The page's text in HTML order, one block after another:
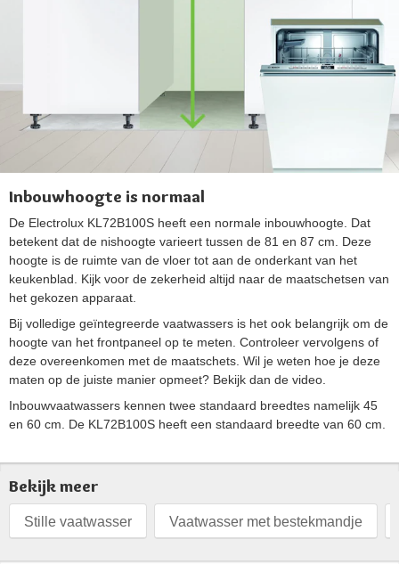
Inbouwhoogte is normaal
De Electrolux KL72B100S heeft een normale inbouwhoogte. Dat
betekent dat de nishoogte varieert tussen de 81 en 87 cm. Deze
hoogte is de ruimte van de vloer tot aan de onderkant van het
keukenblad. Kijk voor de zekerheid altijd naar de maatschetsen van
het gekozen apparaat.
Bij volledige geïntegreerde vaatwassers is het ook belangrijk om de
hoogte van het frontpaneel op te meten. Controleer vervolgens of
deze overeenkomen met de maatschets. Wil je weten hoe je deze
maten op de juiste manier opmeet? Bekijk dan de video.
Inbouwvaatwassers kennen twee standaard breedtes namelijk 45
en 60 cm. De KL72B100S heeft een standaard breedte van 60 cm.
Bekijk meer
Stille vaatwasser Vaatwasser met bestekmandje